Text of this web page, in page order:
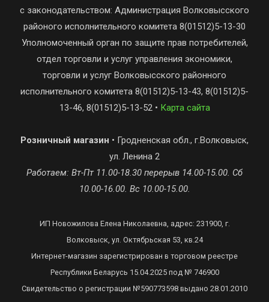
с законодательством: Администрация Волковысского
районого исполнительного комитета 8(01512)5-13-30
Уполномоченный орган по защите прав потребителей,
отдел торговли и услуг управления экономики,
торговли и услуг Волковысского районного
исполнительного комитета 8(01512)5-13-43, 8(01512)5-
13-46, 8(01512)5-13-52 • Карта сайта
Розничный магазин • Гродненская обл., г.Волковыск,
ул. Ленина 2
Работаем: Вт-Пт 11.00-18.30 перерыв 14.00-15.00. Сб
10.00-16.00. Вс 10.00-15.00.
ИП Новожилова Елена Николаевна, адрес: 231900, г.
Волковыск, ул. Октябрьская 53, кв.24
Интернет-магазин зарегистрирован в торговом реестре
Республики Беларусь 15.04.2025 под № 746900
Свидетельство о регистрации №590773598 выдано 28.01.2010